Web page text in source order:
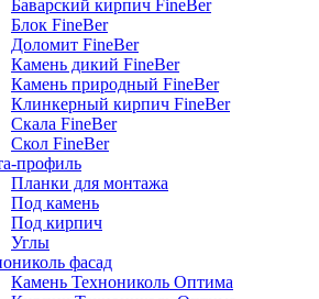
Баварский кирпич FineBer
Блок FineBer
Доломит FineBer
Камень дикий FineBer
Камень природный FineBer
Клинкерный кирпич FineBer
Скала FineBer
Скол FineBer
профиль
Планки для монтажа
Под камень
Под кирпич
Углы
фасад
Камень Технониколь Оптима